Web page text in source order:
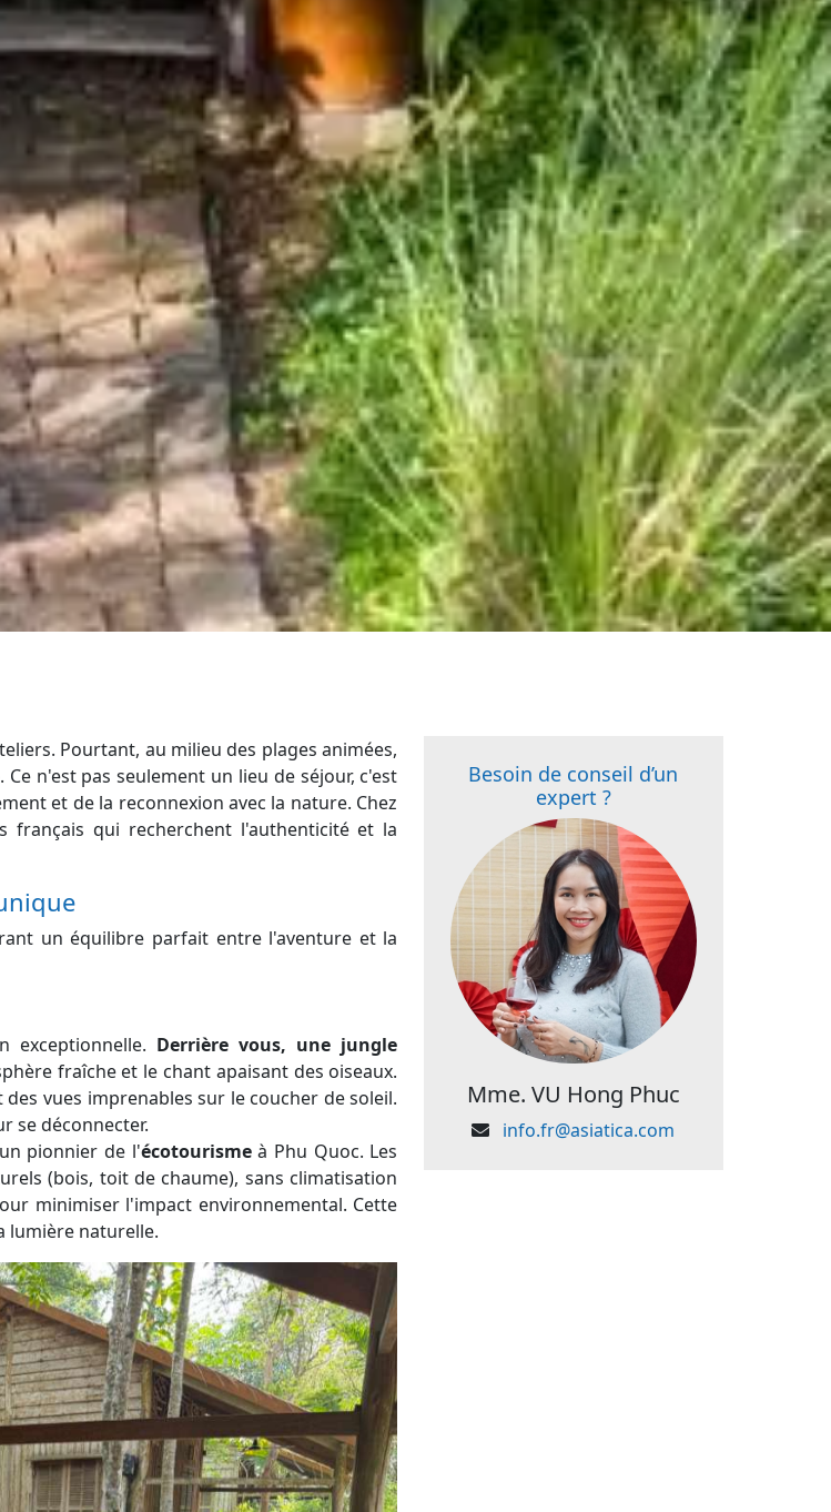
Pourtant, au milieu des plages animées,
n'est pas seulement un lieu de séjour, c'est
et de la reconnexion avec la nature. Chez
français qui recherchent l'authenticité et la
un équilibre parfait entre l'aventure et la
exceptionnelle. Derrière vous, une jungle
fraîche et le chant apaisant des oiseaux.
vues imprenables sur le coucher de soleil.
se déconnecter.
pionnier de l'écotourismeà Phu Quoc. Les
(bois, toit de chaume), sans climatisation
minimiser l'impact environnemental. Cette
lumière naturelle.
Besoin de conseil d’un
expert ?
Mme. VU Hong Phuc
info.fr@asiatica.com